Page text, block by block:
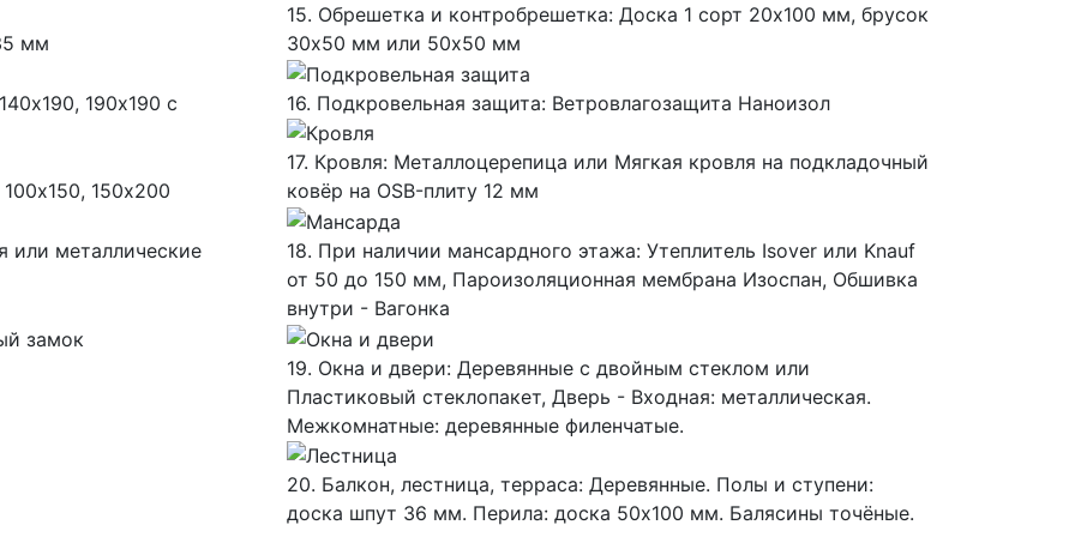
мм
190х190 с
150х200
или металлические
замок
15. Обрешетка и контробрешетка: Доска 1 сорт 20х100 мм, брусок
30х50 мм или 50х50 мм
16. Подкровельная защита: Ветровлагозащита Наноизол
17. Кровля: Металлоцерепица или Мягкая кровля на подкладочный
ковёр на OSB-плиту 12 мм
18. При наличии мансардного этажа: Утеплитель Isover или Knauf
от 50 до 150 мм, Пароизоляционная мембрана Изоспан, Обшивка
внутри - Вагонка
19. Окна и двери: Деревянные с двойным стеклом или
Пластиковый стеклопакет, Дверь - Входная: металлическая.
Межкомнатные: деревянные филенчатые.
20. Балкон, лестница, терраса: Деревянные. Полы и ступени:
доска шпут 36 мм. Перила: доска 50х100 мм. Балясины точёные.